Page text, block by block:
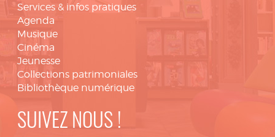
Services & infos pratiques
Agenda
Musique
Cinéma
Jeunesse
Collections patrimoniales
Bibliothèque numérique
SUIVEZ NOUS !